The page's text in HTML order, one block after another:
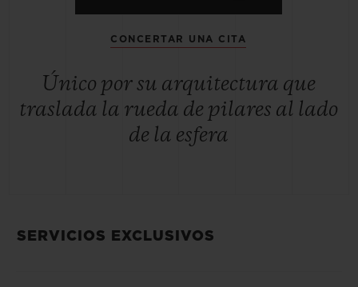
CONCERTAR UNA CITA
Único por su arquitectura que
traslada la rueda de pilares al lado
de la esfera
SERVICIOS EXCLUSIVOS